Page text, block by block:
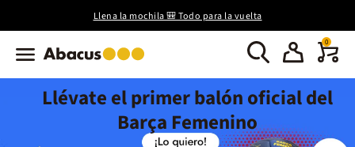
Llena la mochila 🎒 Todo para la vuelta
0
Llévate el primer balón oficial del
Barça Femenino